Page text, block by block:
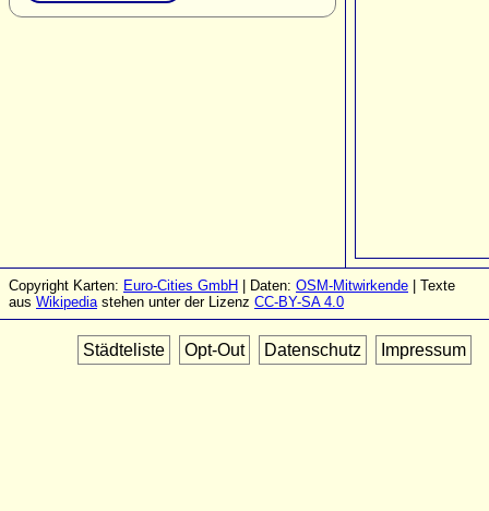
Copyright Karten: Euro-Cities GmbH | Daten: OSM-Mitwirkende | Texte
aus Wikipediastehen unter der Lizenz CC-BY-SA 4.0
Städteliste Opt-Out Datenschutz Impressum